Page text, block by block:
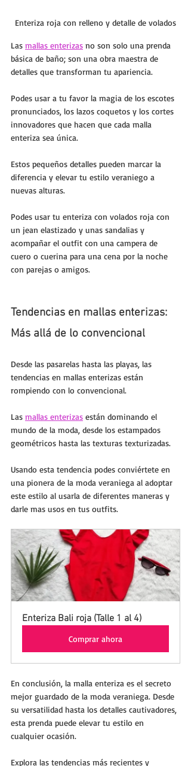
Enteriza roja con relleno y detalle de volados
Las mallas enterizas no son solo una prenda
básica de baño; son una obra maestra de
detalles que transforman tu apariencia.
Podes usar a tu favor la magia de los escotes
pronunciados, los lazos coquetos y los cortes
innovadores que hacen que cada malla
enteriza sea única.
Estos pequeños detalles pueden marcar la
diferencia y elevar tu estilo veraniego a
nuevas alturas.
Podes usar tu enteriza con volados roja con
un jean elastizado y unas sandalias y
acompañar el outfit con una campera de
cuero o cuerina para una cena por la noche
con parejas o amigos.
Tendencias en mallas enterizas:
Más allá de lo convencional
Desde las pasarelas hasta las playas, las
tendencias en mallas enterizas están
rompiendo con lo convencional.
Las mallas enterizas están dominando el
mundo de la moda, desde los estampados
geométricos hasta las texturas texturizadas.
Usando esta tendencia podes conviértete en
una pionera de la moda veraniega al adoptar
este estilo al usarla de diferentes maneras y
darle mas usos en tus outfits.
Enteriza Bali roja (Talle 1 al 4)
Comprar ahora
En conclusión, la malla enteriza es el secreto
mejor guardado de la moda veraniega. Desde
su versatilidad hasta los detalles cautivadores,
esta prenda puede elevar tu estilo en
cualquier ocasión.
Explora las tendencias más recientes y